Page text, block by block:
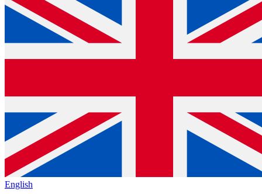
English